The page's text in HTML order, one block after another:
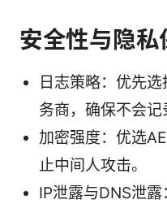
安全性与隐私
日志策略：优先
务商，确保不会记
加密强度：优选
止中间人攻击。
IP泄露与DNS泄